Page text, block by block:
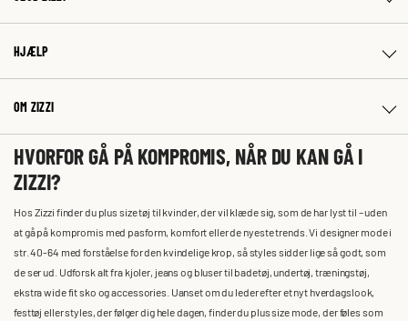
HJÆLP
OM ZIZZI
HVORFOR GÅ PÅ KOMPROMIS, NÅR DU KAN GÅ I
ZIZZI?
Hos Zizzi finder du plus size tøj til kvinder, der vil klæde sig, som de har lyst til – uden
at gå på kompromis med pasform, komfort eller de nyeste trends. Vi designer mode i
str. 40-64 med forståelse for den kvindelige krop, så styles sidder lige så godt, som
de ser ud. Udforsk alt fra kjoler, jeans og bluser til badetøj, undertøj, træningstøj,
ekstra wide fit sko og accessories. Uanset om du leder efter et nyt hverdagslook,
festtøj eller styles, der følger dig hele dagen, finder du plus size mode, der føles som